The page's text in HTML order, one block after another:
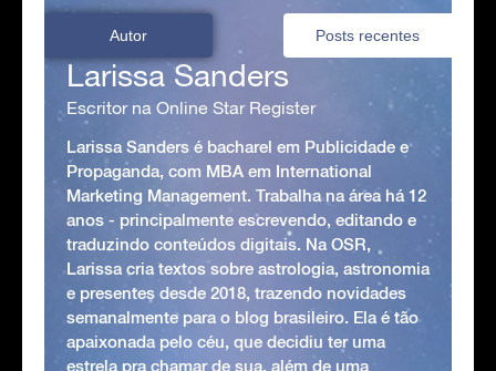
Autor Posts recentes
Larissa Sanders
Escritor na Online Star Register
Larissa Sanders é bacharel em Publicidade e
Propaganda, com MBA em International
Marketing Management. Trabalha na área há 12
anos - principalmente escrevendo, editando e
traduzindo conteúdos digitais. Na OSR,
Larissa cria textos sobre astrologia, astronomia
e presentes desde 2018, trazendo novidades
semanalmente para o blog brasileiro. Ela é tão
apaixonada pelo céu, que decidiu ter uma
estrela pra chamar de sua, além de uma